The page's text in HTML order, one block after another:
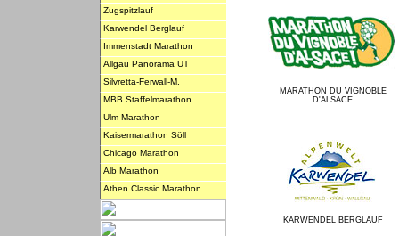
MARATHON DU VIGNOBLE
D'ALSACE
KARWENDEL BERGLAUF
Zugspitzlauf
Karwendel Berglauf
Immenstadt Marathon
Allgäu Panorama UT
Silvretta-Ferwall-M.
MBB Staffelmarathon
Ulm Marathon
Kaisermarathon Söll
Chicago Marathon
Alb Marathon
Athen Classic Marathon